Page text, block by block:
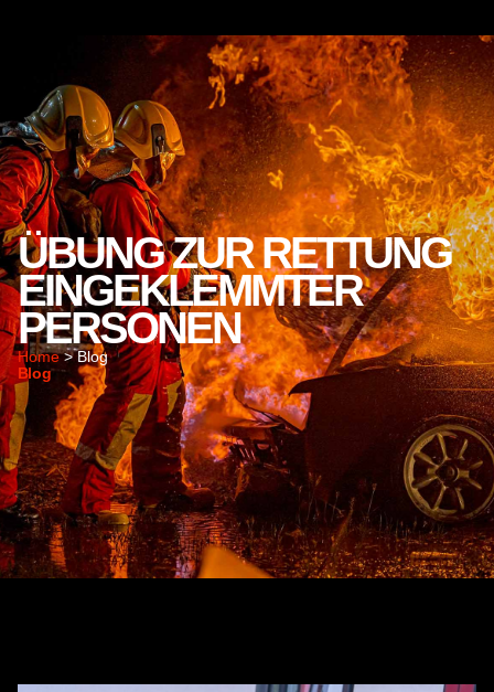
ÜBUNG ZUR RETTUNG
EINGEKLEMMTER
PERSONEN
Home> Blog
Blog